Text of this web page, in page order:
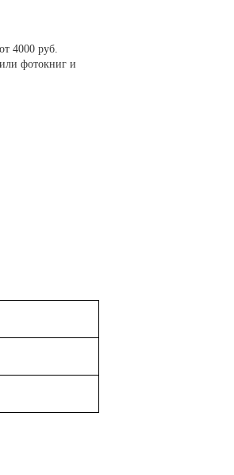
4000 руб.
фотокниг и